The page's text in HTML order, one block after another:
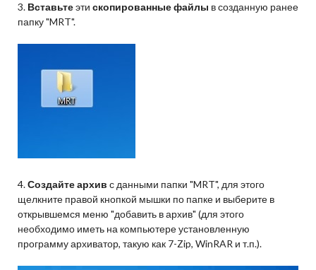
3. Вставьтеэти скопированные файлы в созданную ранее
папку "MRT".
4.Создайте архив с данными папки "MRT", для этого
щелкните правой кнопкой мышки по папке и выберите в
открывшемся меню "добавить в архив" (для этого
необходимо иметь на компьютере установленную
программу архиватор, такую как 7-Zip, WinRAR и т.п.).